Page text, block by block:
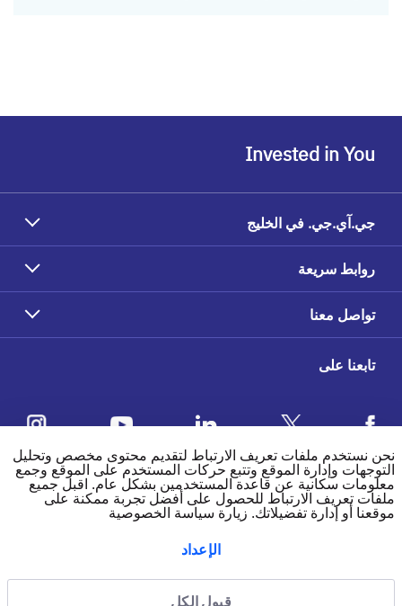
تابعنا على
ملاحظات العملاء
Invested in You
جي.آي.جي. في الخليج
روابط سريعة
تواصل معنا
نحن نستخدم ملفات تعريف الارتباط لتقديم محتوى مخصص وتحليل
التوجهات وإدارة الموقع وتتبع حركات المستخدم على الموقع وجمع
معلومات سكانية عن قاعدة المستخدمين بشكل عام. اقبل جميع
ملفات تعريف الارتباط للحصول على أفضل تجربة ممكنة على
موقعنا أو إدارة تفضيلاتك. زيارة سياسة الخصوصية
الإعداد
قبول الكل